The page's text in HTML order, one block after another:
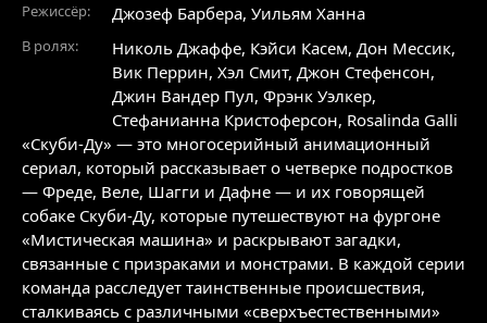
Режиссёр: Джозеф Барбера, Уильям Ханна
В ролях: Николь Джаффе, Кэйси Касем, Дон Мессик,
Вик Перрин, Хэл Смит, Джон Стефенсон,
Джин Вандер Пул, Фрэнк Уэлкер,
Стефанианна Кристоферсон, Rosalinda Galli
«Скуби-Ду» — это многосерийный анимационный
сериал, который рассказывает о четверке подростков
— Фреде, Веле, Шагги и Дафне — и их говорящей
собаке Скуби-Ду, которые путешествуют на фургоне
«Мистическая машина» и раскрывают загадки,
связанные с призраками и монстрами. В каждой серии
команда расследует таинственные происшествия,
сталкиваясь с различными «сверхъестественными»